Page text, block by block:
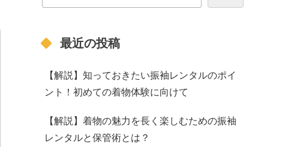
最近の投稿
【解説】知っておきたい振袖レンタルのポイ
ント！初めての着物体験に向けて
【解説】着物の魅力を長く楽しむための振袖
レンタルと保管術とは？